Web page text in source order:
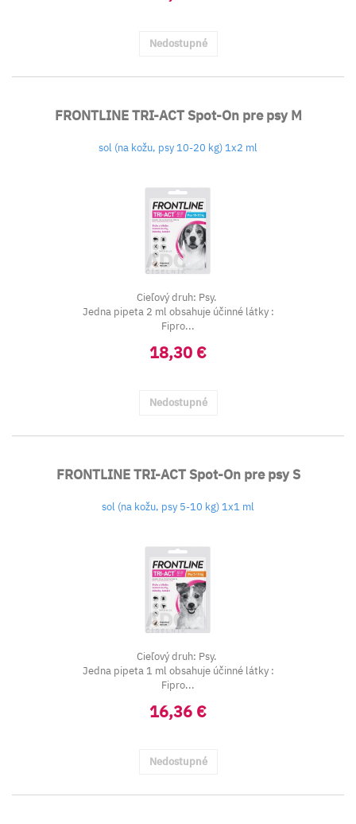
Nedostupné
FRONTLINE TRI-ACT Spot-On pre psy M
sol (na kožu, psy 10-20 kg) 1x2 ml
Cieľový druh: Psy.
Jedna pipeta 2 ml obsahuje účinné látky :
Fipro...
18,30 €
Nedostupné
FRONTLINE TRI-ACT Spot-On pre psy S
sol (na kožu, psy 5-10 kg) 1x1 ml
Cieľový druh: Psy.
Jedna pipeta 1 ml obsahuje účinné látky :
Fipro...
16,36 €
Nedostupné